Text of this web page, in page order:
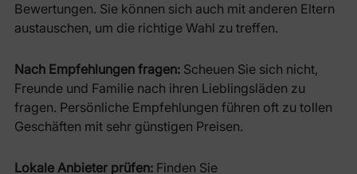
Bewertungen. Sie können sich auch mit anderen Eltern
austauschen, um die richtige Wahl zu treffen.
Nach Empfehlungen fragen: Scheuen Sie sich nicht,
Freunde und Familie nach ihren Lieblingsläden zu
fragen. Persönliche Empfehlungen führen oft zu tollen
Geschäften mit sehr günstigen Preisen.
Lokale Anbieter prüfen: Finden Sie